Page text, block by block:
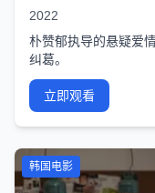
2022
朴赞郁执导的悬疑爱
纠葛。
立即观看
韩国电影